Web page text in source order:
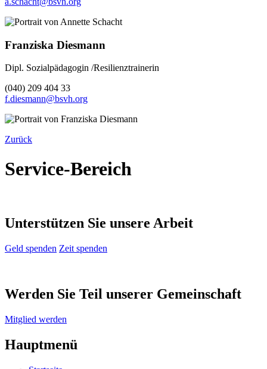
Franziska Diesmann
Dipl. Sozialpädagogin /Resilienztrainerin
(040) 209 404 33
f.diesmann@bsvh.org
Zurück
Service-Bereich
Unterstützen Sie unsere Arbeit
Geld spenden Zeit spenden
Werden Sie Teil unserer Gemeinschaft
Mitglied werden
Hauptmenü